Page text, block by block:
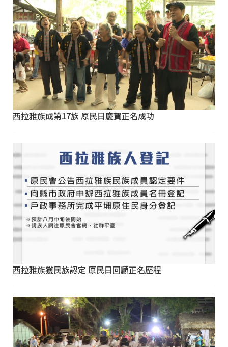
西拉雅族成第17族 原民日慶賀正名成功
西拉雅族獲民族認定 原民日回顧正名歷程